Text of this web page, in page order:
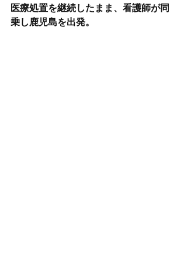
医療処置を継続したまま、看護師が同
乗し鹿児島を出発。